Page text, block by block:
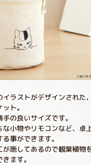
イラストがデザインされた
ト。
の良いサイズです。
な小物やリモコンなど、卓
事ができます。
が施してあるので観葉植物
ます。